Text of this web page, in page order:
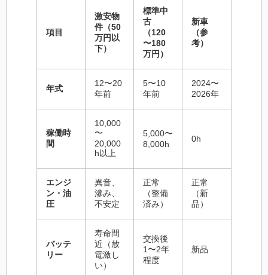
項目
激安物
件（50
万円以
下）
標準中
古
（120
〜180
万円）
新車
（参
考）
年式
12〜20
年前
5〜10
年前
2024〜
2026年
稼働時
間
10,000
〜
20,000
h以上
5,000〜
8,000h
0h
エンジ
ン・油
圧
異音、
滲み、
不安定
正常
（整備
済み）
正常
（新
品）
バッテ
リー
寿命間
近（放
電激し
い）
交換後
1〜2年
程度
新品